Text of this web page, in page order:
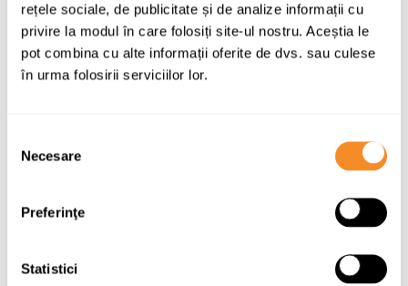
rețele sociale, de publicitate și de analize informații cu
privire la modul în care folosiți site-ul nostru. Aceștia le
pot combina cu alte informații oferite de dvs. sau culese
în urma folosirii serviciilor lor.
consimțământului
Necesare
Preferinţe
Statistici
Adresa email* Telefon Contact